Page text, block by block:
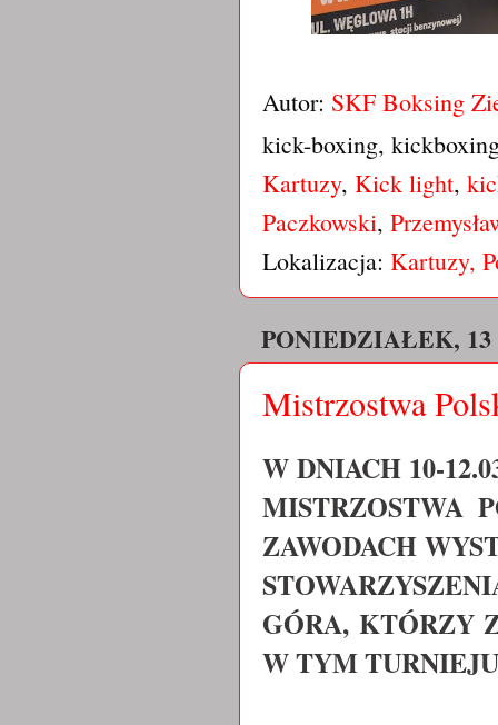
Autor: SKF Boksing
kick-boxing,
Kartuzy, Kick light,
Paczkowski,
Lokalizacja: Kartuzy,
PONIEDZIAŁEK, 13
Mistrzostwa
W DNIACH 10-
MISTRZOSTWA
ZAWODACH
GÓRA, KTÓRZY
W TYM